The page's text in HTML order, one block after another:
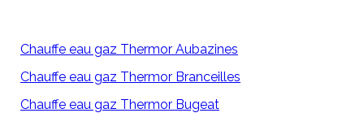
Chauffe eau gaz Thermor Aubazines
Chauffe eau gaz Thermor Branceilles
Chauffe eau gaz Thermor Bugeat